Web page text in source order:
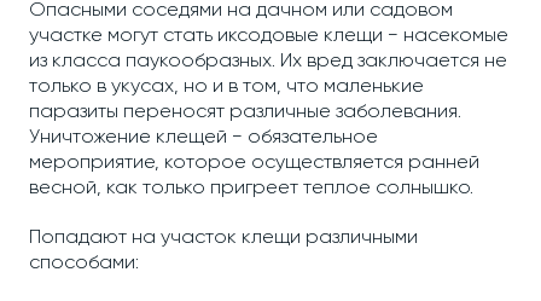
Опасными соседями на дачном или садовом
участке могут стать иксодовые клещи − насекомые
из класса паукообразных. Их вред заключается не
только в укусах, но и в том, что маленькие
паразиты переносят различные заболевания.
Уничтожение клещей − обязательное
мероприятие, которое осуществляется ранней
весной, как только пригреет теплое солнышко.
Попадают на участок клещи различными
способами: